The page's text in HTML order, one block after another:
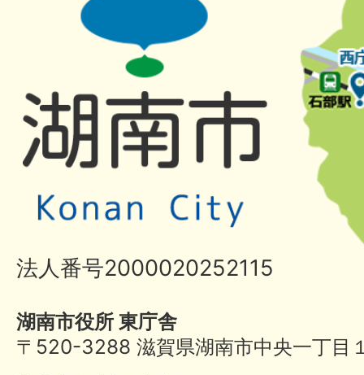
法人番号2000020252115
湖南市役所 東庁舎
〒520-3288 滋賀県湖南市中央一丁目